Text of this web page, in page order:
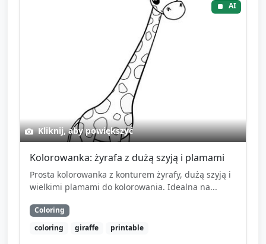
AI
Kliknij, aby powiększyć
Kolorowanka: żyrafa z dużą szyją i plamami
Prosta kolorowanka z konturem żyrafy, dużą szyją i
wielkimi plamami do kolorowania. Idealna na...
Coloring
coloring
giraffe printable